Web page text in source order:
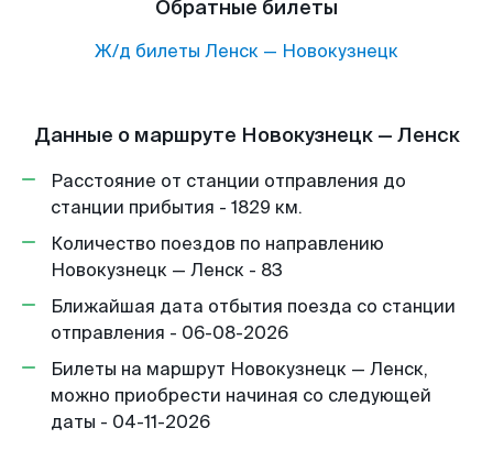
Обратные билеты
Ж/д билеты Ленск — Новокузнецк
Данные о маршруте Новокузнецк — Ленск
Расстояние от станции отправления до
станции прибытия - 1829 км.
Количество поездов по направлению
Новокузнецк — Ленск - 83
Ближайшая дата отбытия поезда со станции
отправления - 06-08-2026
Билеты на маршрут Новокузнецк — Ленск,
можно приобрести начиная со следующей
даты - 04-11-2026